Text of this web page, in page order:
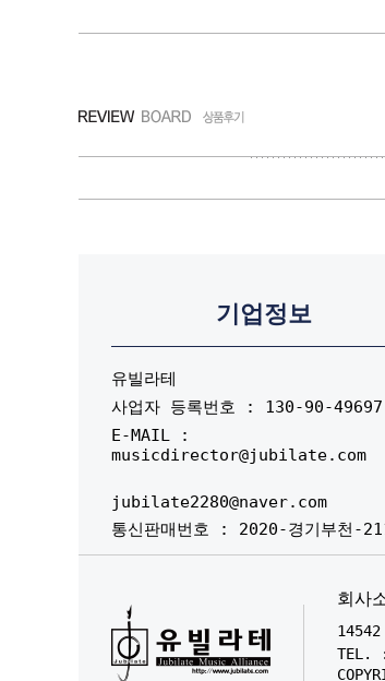
기업정보
유빌라테
사업자 등록번호 : 130-90-49697
E-MAIL :
musicdirector@jubilate.com
jubilate2280@naver.com
통신판매번호 : 2020-경기부천-
회사
TEL.